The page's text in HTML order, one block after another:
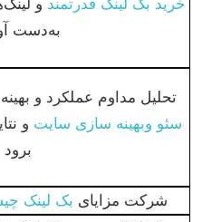
خرید بک لینک قدرتمند و
به‌دست
تحلیل مداوم عملکرد و
سئو وبهینه سازی سایت و
برود
شرکت مزایای بک لینک